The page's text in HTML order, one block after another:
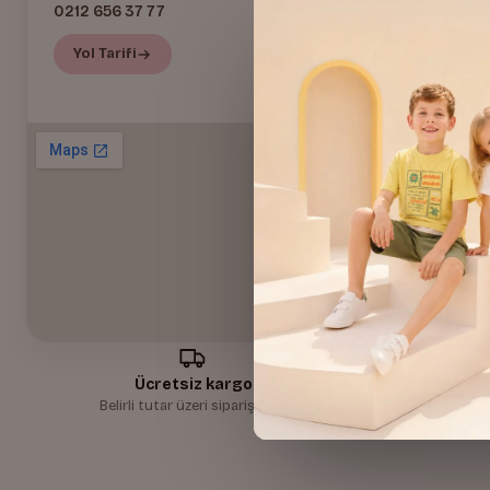
0212 656 37 77
Yol Tarifi
Ücretsiz kargo
Belirli tutar üzeri siparişlerde 30